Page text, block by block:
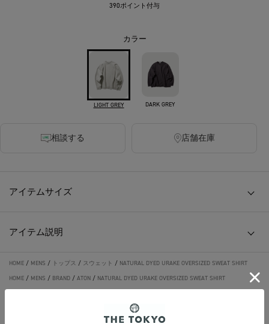
390ポイント付与
カラー
LIGHT GREY DARK GREY
相談する 店舗在庫
アイテムサイズ
アイテム説明
HOME / MENS / トップス / スウェット / NATURAL DYED URAKE OVERSIZED SWEAT SHIRT
HOME / MENS / BRAND / ATON / NATURAL DYED URAKE OVERSIZED SWEAT SHIRT